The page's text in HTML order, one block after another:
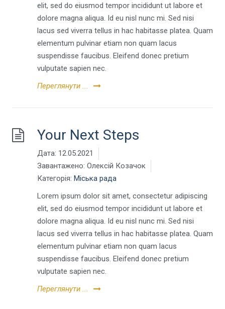
elit, sed do eiusmod tempor incididunt ut labore et
dolore magna aliqua. Id eu nisl nunc mi. Sed nisi
lacus sed viverra tellus in hac habitasse platea. Quam
elementum pulvinar etiam non quam lacus
suspendisse faucibus. Eleifend donec pretium
vulputate sapien nec.
Переглянути ...
Your Next Steps
Дата: 12.05.2021
Завантажено: Олексій Козачок
Категорія: Міська рада
Lorem ipsum dolor sit amet, consectetur adipiscing
elit, sed do eiusmod tempor incididunt ut labore et
dolore magna aliqua. Id eu nisl nunc mi. Sed nisi
lacus sed viverra tellus in hac habitasse platea. Quam
elementum pulvinar etiam non quam lacus
suspendisse faucibus. Eleifend donec pretium
vulputate sapien nec.
Переглянути ...